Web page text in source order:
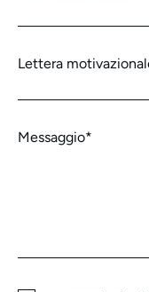
Lettera
Messaggio*